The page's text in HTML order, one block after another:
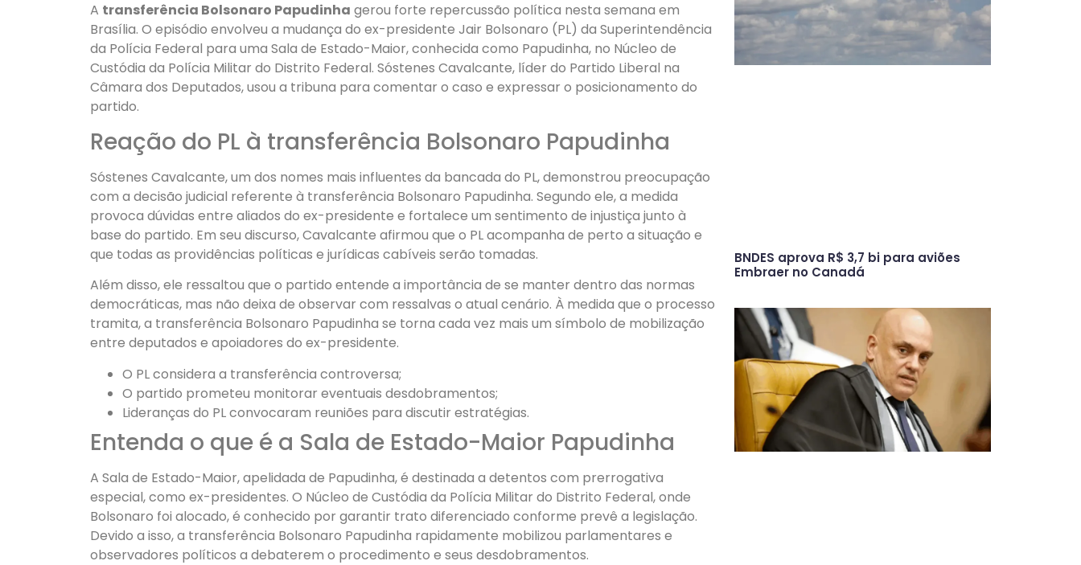
A transferência Bolsonaro Papudinha gerou forte repercussão política nesta semana em
Brasília. O episódio envolveu a mudança do ex-presidente Jair Bolsonaro (PL) da Superintendência
da Polícia Federal para uma Sala de Estado-Maior, conhecida como Papudinha, no Núcleo de
Custódia da Polícia Militar do Distrito Federal. Sóstenes Cavalcante, líder do Partido Liberal na
Câmara dos Deputados, usou a tribuna para comentar o caso e expressar o posicionamento do
partido.
Reação do PL à transferência Bolsonaro Papudinha
Sóstenes Cavalcante, um dos nomes mais influentes da bancada do PL, demonstrou preocupação
com a decisão judicial referente à transferência Bolsonaro Papudinha. Segundo ele, a medida
provoca dúvidas entre aliados do ex-presidente e fortalece um sentimento de injustiça junto à
base do partido. Em seu discurso, Cavalcante afirmou que o PL acompanha de perto a situação e
que todas as providências políticas e jurídicas cabíveis serão tomadas.
Além disso, ele ressaltou que o partido entende a importância de se manter dentro das normas
democráticas, mas não deixa de observar com ressalvas o atual cenário. À medida que o processo
tramita, a transferência Bolsonaro Papudinha se torna cada vez mais um símbolo de mobilização
entre deputados e apoiadores do ex-presidente.
O PL considera a transferência controversa;
O partido prometeu monitorar eventuais desdobramentos;
Lideranças do PL convocaram reuniões para discutir estratégias.
Entenda o que é a Sala de Estado-Maior Papudinha
A Sala de Estado-Maior, apelidada de Papudinha, é destinada a detentos com prerrogativa
especial, como ex-presidentes. O Núcleo de Custódia da Polícia Militar do Distrito Federal, onde
Bolsonaro foi alocado, é conhecido por garantir trato diferenciado conforme prevê a legislação.
Devido a isso, a transferência Bolsonaro Papudinha rapidamente mobilizou parlamentares e
observadores políticos a debaterem o procedimento e seus desdobramentos.
BNDES aprova R$ 3,7 bi para aviões
Embraer no Canadá